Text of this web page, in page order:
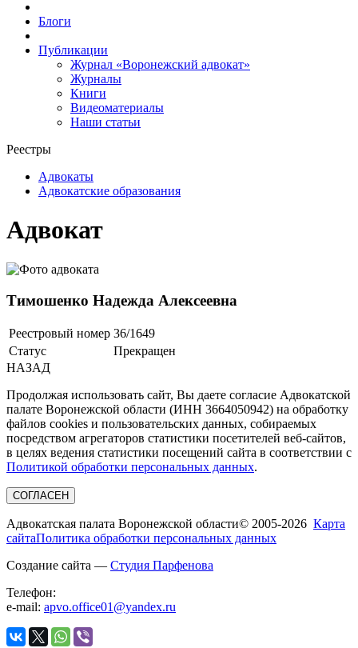
Блоги
Публикации
Журнал «Воронежский адвокат»
Журналы
Книги
Видеоматериалы
Наши статьи
Реестры
Адвокаты
Адвокатские образования
Адвокат
Тимошенко Надежда Алексеевна
Реестровый номер 36/1649
Статус
Прекращен
НАЗАД
Продолжая использовать сайт, Вы даете согласие Адвокатской
палате Воронежской области (ИНН 3664050942) на обработку
файлов cookies и пользовательских данных, собираемых
посредством агрегаторов статистики посетителей веб-сайтов,
в целях ведения статистики посещений сайта в соответствии с
Политикой обработки персональных данных.
СОГЛАСЕН
Адвокатская палата Воронежской области© 2005-2026 Карта
сайтаПолитика обработки персональных данных
Создание сайта — Студия Парфенова
Телефон:
e-mail: apvo.office01@yandex.ru